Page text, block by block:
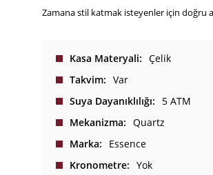
Zamana stil katmak isteyenler için doğru
Kasa Materyali
Çelik
Takvim
Var
Suya Dayanıklılığı
5 ATM
Mekanizma
Quartz
Marka
Essence
Kronometre
Yok